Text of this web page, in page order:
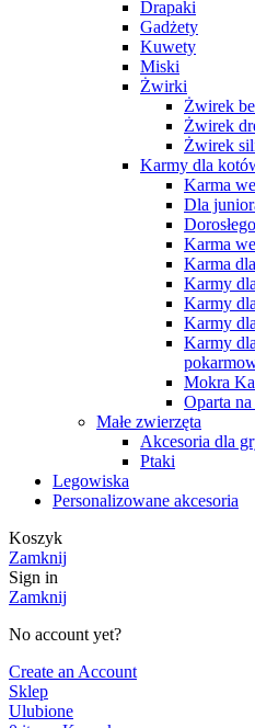
Drapaki
Gadżety
Kuwety
Miski
Żwirki
Żwirek
Żwirek
Żwirek
Karmy dla
Karma
Dla
Dorosłego
Karma
Karma
Karmy
Karmy
Karmy
Karmy
Mokra
Oparta
Małe zwierzęta
Akcesoria dla
Ptaki
Legowiska
Personalizowane akcesoria
Koszyk
Zamknij
Sign in
Zamknij
No account yet?
Create an Account
Sklep
Ulubione